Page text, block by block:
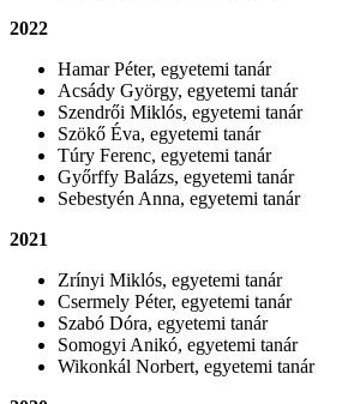
2022
Hamar Péter, egyetemi tanár
Acsády György, egyetemi tanár
Szendrői Miklós, egyetemi tanár
Szökő Éva, egyetemi tanár
Túry Ferenc, egyetemi tanár
Győrffy Balázs, egyetemi tanár
Sebestyén Anna, egyetemi tanár
2021
Zrínyi Miklós, egyetemi tanár
Csermely Péter, egyetemi tanár
Szabó Dóra, egyetemi tanár
Somogyi Anikó, egyetemi tanár
Wikonkál Norbert, egyetemi tanár